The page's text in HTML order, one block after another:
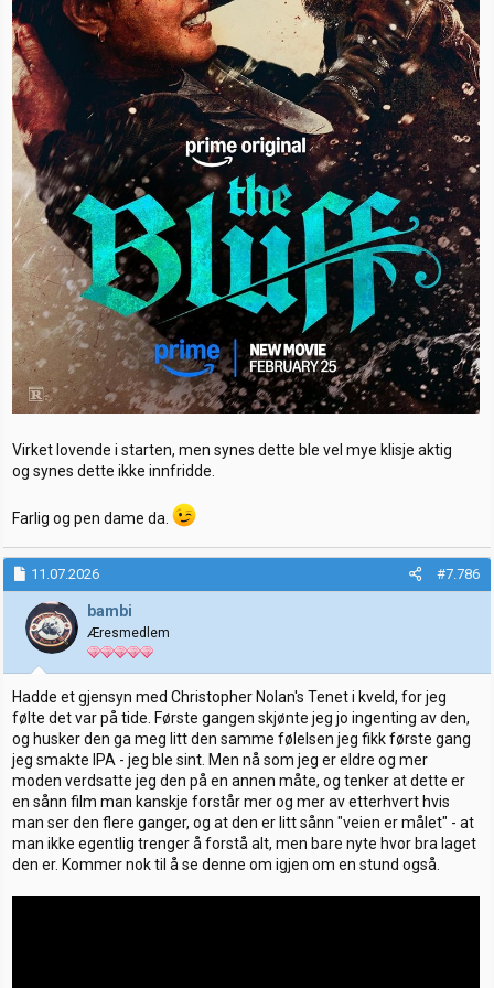
Virket lovende i starten, men synes dette ble vel mye klisje aktig
og synes dette ikke innfridde.
Farlig og pen dame da.
11.07.2026 #7.786
bambi
Æresmedlem
Hadde et gjensyn med Christopher Nolan's Tenet i kveld, for jeg
følte det var på tide. Første gangen skjønte jeg jo ingenting av den,
og husker den ga meg litt den samme følelsen jeg fikk første gang
jeg smakte IPA - jeg ble sint. Men nå som jeg er eldre og mer
moden verdsatte jeg den på en annen måte, og tenker at dette er
en sånn film man kanskje forstår mer og mer av etterhvert hvis
man ser den flere ganger, og at den er litt sånn "veien er målet" - at
man ikke egentlig trenger å forstå alt, men bare nyte hvor bra laget
den er. Kommer nok til å se denne om igjen om en stund også.